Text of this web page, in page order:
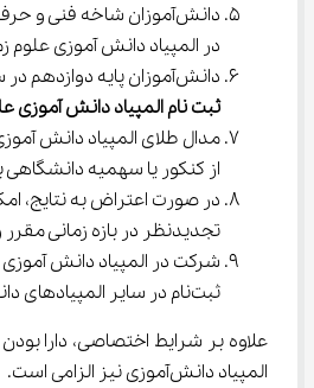
در المپیاد دانش آموزی علوم
دانش‌آموزان پایه دوازدهم در سال تحصیلی،
ثبت نام المپیاد دانش آموزی
مدال طلای المپیاد دانش
از کنکور یا سهمیه دانشگاهی
در صورت اعتراض به نتایج،
تجدیدنظر در بازه زمانی مقرر
شرکت در المپیاد دانش آموزی
ثبت‌نام در سایر المپیادهای دانش‌آموزی نیست.
المپیاد دانش‌آموزی نیز الزامی است.